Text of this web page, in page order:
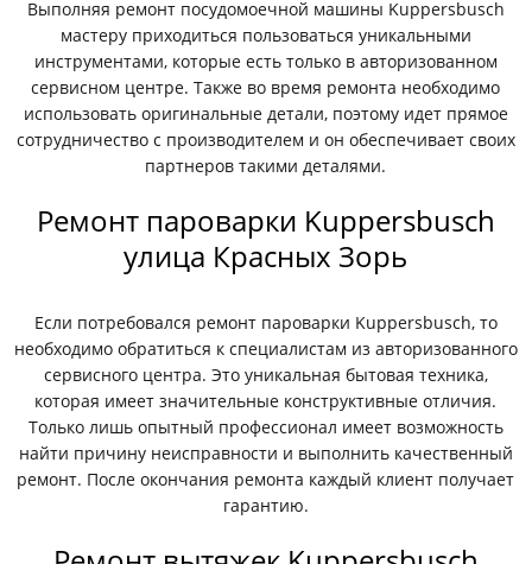
Выполняя ремонт посудомоечной машины Kuppersbusch
мастеру приходиться пользоваться уникальными
инструментами, которые есть только в авторизованном
сервисном центре. Также во время ремонта необходимо
использовать оригинальные детали, поэтому идет прямое
сотрудничество с производителем и он обеспечивает своих
партнеров такими деталями.
Ремонт пароварки Kuppersbusch
улица Красных Зорь
Если потребовался ремонт пароварки Kuppersbusch, то
необходимо обратиться к специалистам из авторизованного
сервисного центра. Это уникальная бытовая техника,
которая имеет значительные конструктивные отличия.
Только лишь опытный профессионал имеет возможность
найти причину неисправности и выполнить качественный
ремонт. После окончания ремонта каждый клиент получает
гарантию.